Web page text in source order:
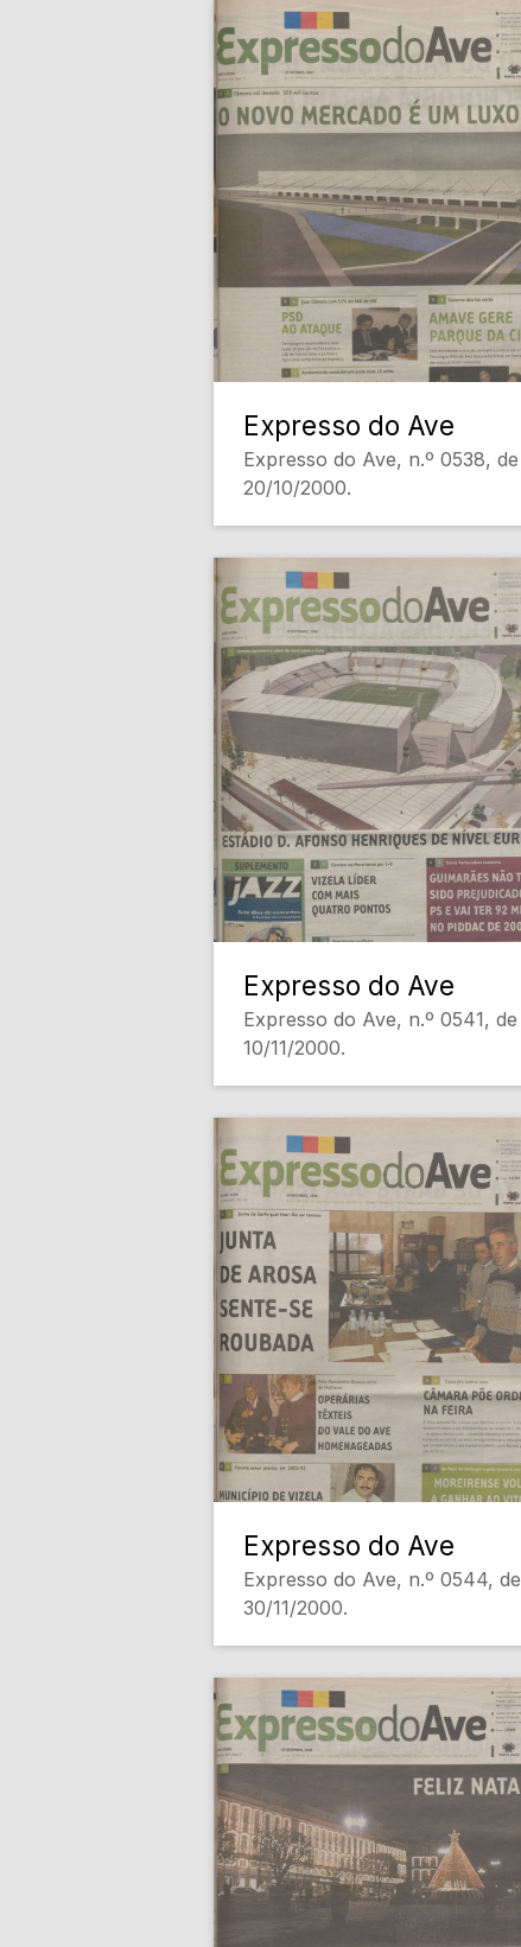
Expresso do Ave
Expresso do Ave, n.º 0538, de
20/10/2000.
Expresso do Ave
Expresso do Ave, n.º 0541, de
10/11/2000.
Expresso do Ave
Expresso do Ave, n.º 0544, de
30/11/2000.